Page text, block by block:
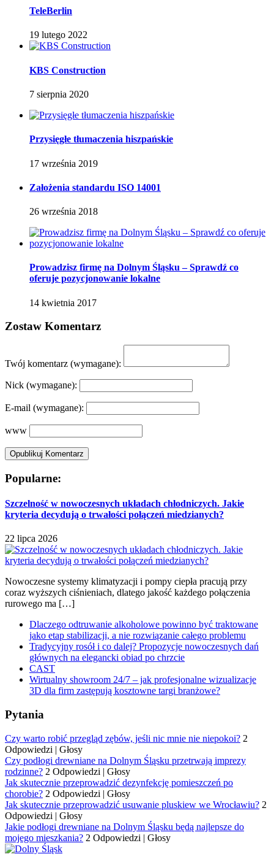
TeleBerlin
19 lutego 2022
KBS Construction
7 sierpnia 2020
Przysięgłe tłumaczenia hiszpańskie
17 września 2019
Założenia standardu ISO 14001
26 września 2018
Prowadzisz firmę na Dolnym Śląsku – Sprawdź co
oferuje pozycjonowanie lokalne
14 kwietnia 2017
Zostaw Komentarz
Twój komentarz (wymagane):
Nick (wymagane):
E-mail (wymagane):
www
Popularne:
Szczelność w nowoczesnych układach chłodniczych. Jakie
kryteria decydują o trwałości połączeń miedzianych?
22 lipca 2026
Nowoczesne systemy klimatyzacji i pompy ciepła pracują przy
coraz wyższych ciśnieniach, dlatego jakość każdego połączenia
rurowego ma […]
Dlaczego odtruwanie alkoholowe powinno być traktowane
jako etap stabilizacji, a nie rozwiązanie całego problemu
Tradycyjny rosół i co dalej? Propozycje nowoczesnych dań
głównych na elegancki obiad po chrzcie
CAST
Wirtualny showroom 24/7 – jak profesjonalne wizualizacje
3D dla firm zastępują kosztowne targi branżowe?
Pytania
Czy warto robić przegląd zębów, jeśli nic mnie nie niepokoi? 2
Odpowiedzi | Głosy
Czy podłogi drewniane na Dolnym Śląsku przetrwają imprezy
rodzinne? 2 Odpowiedzi | Głosy
Jak skutecznie przeprowadzić dezynfekcję pomieszczeń po
chorobie? 2 Odpowiedzi | Głosy
Jak skutecznie przeprowadzić usuwanie pluskiew we Wrocławiu? 2
Odpowiedzi | Głosy
Jakie podłogi drewniane na Dolnym Śląsku będą najlepsze do
mojego mieszkania? 2 Odpowiedzi | Głosy